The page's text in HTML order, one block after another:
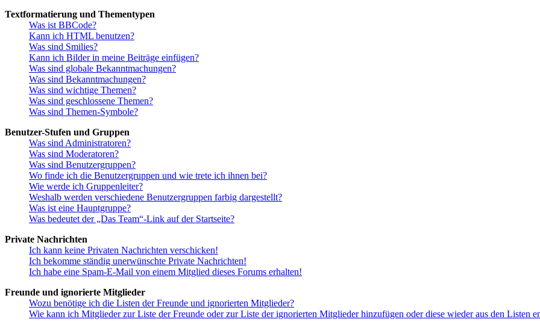
Textformatierung und Thementypen
Was ist BBCode?
Kann ich HTML benutzen?
Was sind Smilies?
Kann ich Bilder in meine Beiträge einfügen?
Was sind globale Bekanntmachungen?
Was sind Bekanntmachungen?
Was sind wichtige Themen?
Was sind geschlossene Themen?
Was sind Themen-Symbole?
Benutzer-Stufen und Gruppen
Was sind Administratoren?
Was sind Moderatoren?
Was sind Benutzergruppen?
Wo finde ich die Benutzergruppen und wie trete ich ihnen bei?
Wie werde ich Gruppenleiter?
Weshalb werden verschiedene Benutzergruppen farbig dargestellt?
Was ist eine Hauptgruppe?
Was bedeutet der „Das Team“-Link auf der Startseite?
Private Nachrichten
Ich kann keine Privaten Nachrichten verschicken!
Ich bekomme ständig unerwünschte Private Nachrichten!
Ich habe eine Spam-E-Mail von einem Mitglied dieses Forums erhalten!
Freunde und ignorierte Mitglieder
Wozu benötige ich die Listen der Freunde und ignorierten Mitglieder?
Wie kann ich Mitglieder zur Liste der Freunde oder zur Liste der ignorierten Mitglieder hinzufügen oder diese wieder aus den Listen